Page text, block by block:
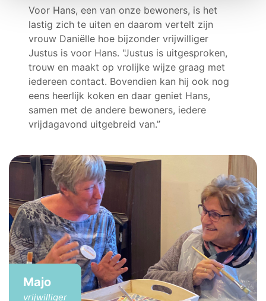
Voor Hans, een van onze bewoners, is het
lastig zich te uiten en daarom vertelt zijn
vrouw Daniëlle hoe bijzonder vrijwilliger
Justus is voor Hans. "Justus is uitgesproken,
trouw en maakt op vrolijke wijze graag met
iedereen contact. Bovendien kan hij ook nog
eens heerlijk koken en daar geniet Hans,
samen met de andere bewoners, iedere
vrijdagavond uitgebreid van.”
Majo
vrijwilliger